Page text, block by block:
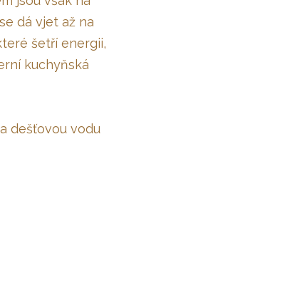
dá vjet až na
šetří energii,
kuchyňská
dešťovou vodu